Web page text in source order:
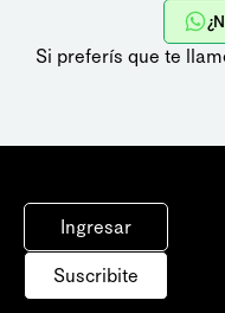
Si preferís que te
Ingresar
Suscribite